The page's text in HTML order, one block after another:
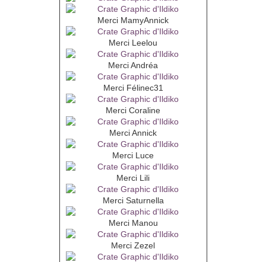
Merci MamyAnnick
Merci Leelou
Merci Andréa
Merci Félinec31
Merci Coraline
Merci Annick
Merci Luce
Merci Lili
Merci Saturnella
Merci Manou
Merci Zezel